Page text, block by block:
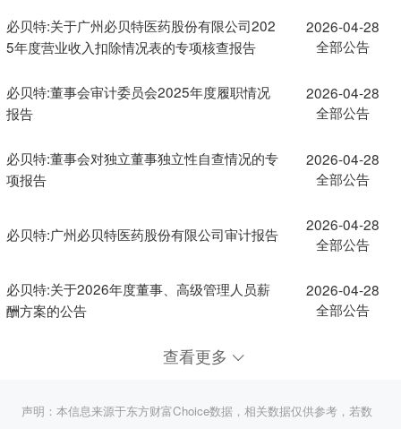
必贝特:关于广州必贝特医药股份有限公司202
5年度营业收入扣除情况表的专项核查报告
2026-04-28
全部公告
必贝特:董事会审计委员会2025年度履职情况
报告
2026-04-28
全部公告
必贝特:董事会对独立董事独立性自查情况的专
项报告
2026-04-28
全部公告
必贝特:广州必贝特医药股份有限公司审计报告
2026-04-28
全部公告
必贝特:关于2026年度董事、高级管理人员薪
酬方案的公告
2026-04-28
全部公告
查看更多
声明：本信息来源于东方财富Choice数据，相关数据仅供参考，若数